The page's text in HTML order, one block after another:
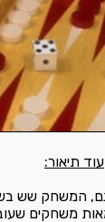
עוד תיאור:
משחקים